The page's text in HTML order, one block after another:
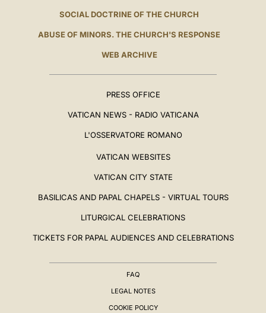
SOCIAL DOCTRINE OF THE CHURCH
ABUSE OF MINORS. THE CHURCH'S RESPONSE
WEB ARCHIVE
PRESS OFFICE
VATICAN NEWS - RADIO VATICANA
L'OSSERVATORE ROMANO
VATICAN WEBSITES
VATICAN CITY STATE
BASILICAS AND PAPAL CHAPELS - VIRTUAL TOURS
LITURGICAL CELEBRATIONS
TICKETS FOR PAPAL AUDIENCES AND CELEBRATIONS
FAQ
LEGAL NOTES
COOKIE POLICY